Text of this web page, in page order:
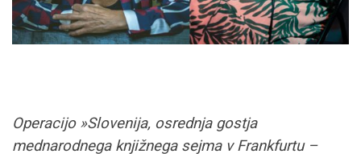
Operacijo »Slovenija, osrednja gostja
mednarodnega knjižnega sejma v Frankfurtu –